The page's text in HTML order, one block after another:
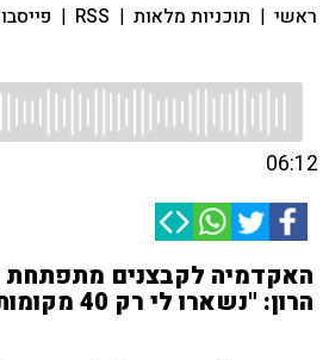
ראשי | תוכניות מלאות |
RSS
|
06:12
האקדמיה לקבצנים מתפתחת
הרון: "נשארו לי רק 40 מקומות מתוך 41!"